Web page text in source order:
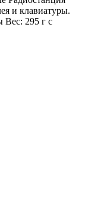
и клавиатуры.
Вес: 295 г с